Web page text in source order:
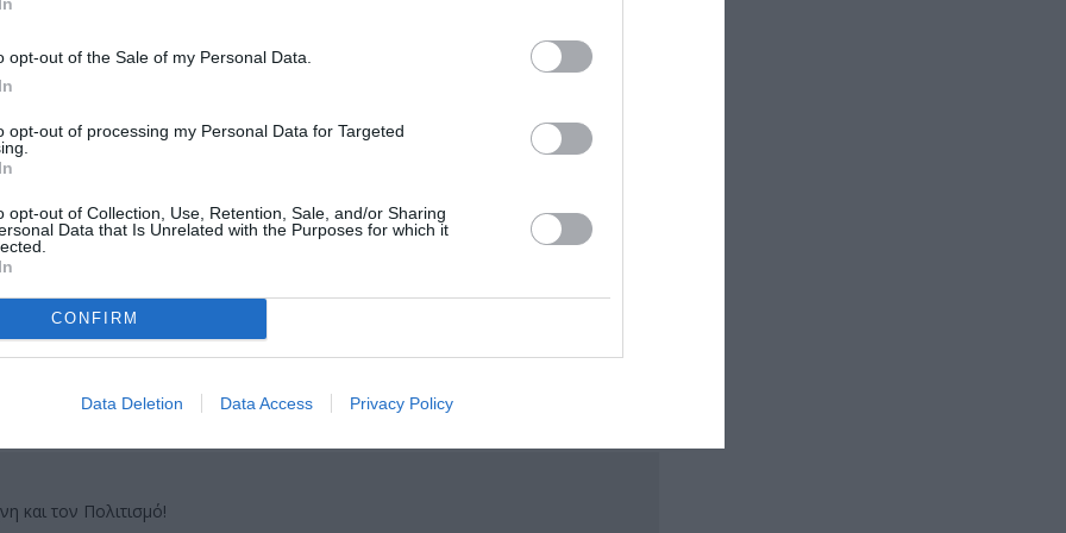
opt-out of the Sale of my Personal Data.
opt-out of processing my Personal Data for Targeted
opt-out of Collection, Use, Retention, Sale, and/or Sharing
Data that Is Unrelated with the Purposes for which it
CONFIRM
Data Deletion Data Access Privacy Policy
πρώτοι όλες τις ειδήσεις
στοCulturenow.gr
και τον Πολιτισμό!